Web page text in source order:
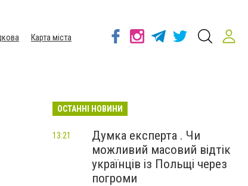
Карта міста
ОСТАННІ НОВИНИ
Думка експерта . Чи
можливий масовий відтік
українців із Польщі через
погроми
13:21